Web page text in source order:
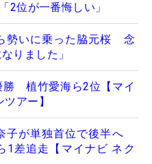
2位が一番悔しい」
勢いに乗った脇元桜 念
りました」
勝 植竹愛海ら2位【マイ
アー】
子が単独首位で後半へ
1差追走【マイナビ ネク